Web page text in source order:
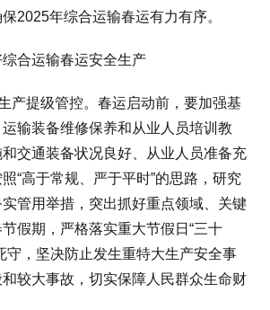
2025年综合运输春运有力有序。
合运输春运安全生产
产提级管控。春运启动前，要加强基
输装备维修保养和从业人员培训教
交通装备状况良好、从业人员准备充
“高于常规、严于平时”的思路，研究
管用举措，突出抓好重点领域、关键
假期，严格落实重大节假日“三十
守，坚决防止发生重特大生产安全事
较大事故，切实保障人民群众生命财